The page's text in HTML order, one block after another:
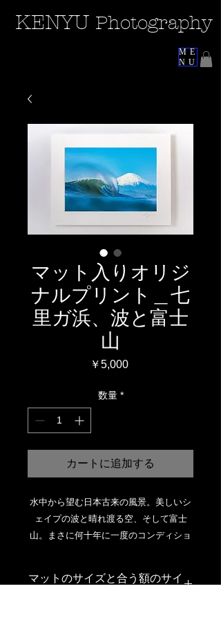
KENYU Photography
ME
NU
マット入りオリジ
ナルプリント＿七
里ガ浜、波と富士
山
￥5,000価
数量 *
カートに追加する
水中から望む日本古来の風景。美しいシ
ェイプの波と晴れ渡る空、そして富士
山。まさに何十年に一度のコンディショ
マットのサイズと合う額のサイ